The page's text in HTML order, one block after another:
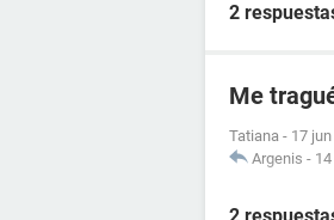
2
Me
Tatiana - 17
Argenis -